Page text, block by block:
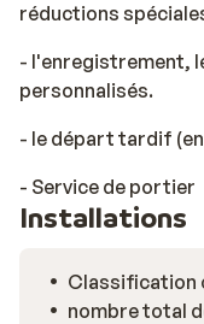
réductions
- l'enregistrement,
personnalisés.
- le départ tardif
- Service de portier
Installations
Classification
nombre total